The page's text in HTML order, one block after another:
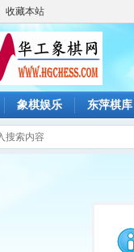
收藏本站
象棋娱乐 东萍棋库